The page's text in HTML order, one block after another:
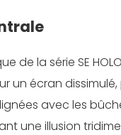
de la série SE
un écran
avec les
une illusion